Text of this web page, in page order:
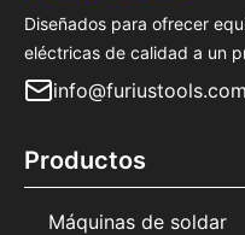
Diseñados para ofrecer
eléctricas de calidad a un
info@furiustools.com
Productos
Máquinas de soldar